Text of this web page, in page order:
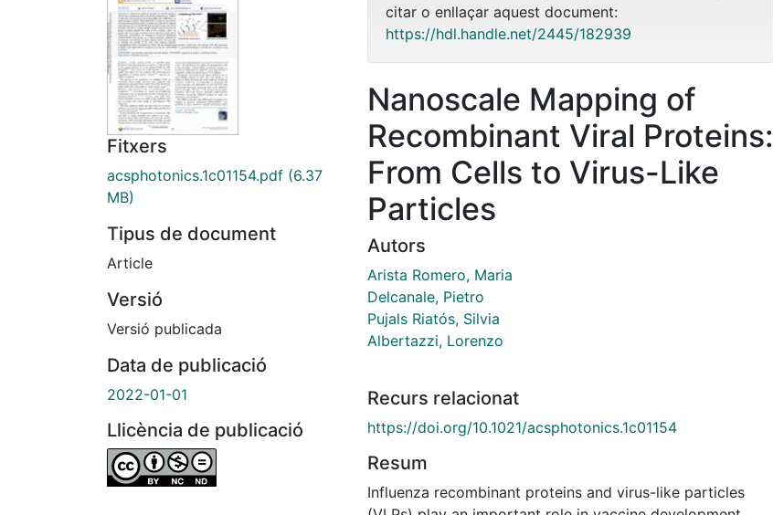
Fitxers
acsphotonics.1c01154.pdf (6.37
MB)
Tipus de document
Article
Versió
Versió publicada
Data de publicació
2022-01-01
Llicència de publicació
citar o enllaçar aquest document:
https://hdl.handle.net/2445/182939
Nanoscale Mapping of
Recombinant Viral Proteins:
From Cells to Virus-Like
Particles
Autors
Arista Romero, Maria
Delcanale, Pietro
Pujals Riatós, Silvia
Albertazzi, Lorenzo
Recurs relacionat
https://doi.org/10.1021/acsphotonics.1c01154
Resum
Influenza recombinant proteins and virus-like particles